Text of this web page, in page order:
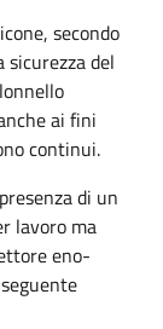
secondo
del
ai fini
continui.
di un
lavoro ma
eno-